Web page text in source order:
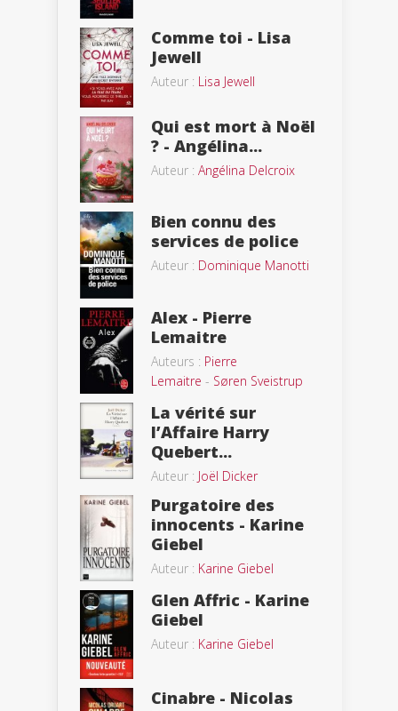
Comme toi - Lisa
Jewell
Auteur : Lisa Jewell
Qui est mort à Noël
? - Angélina...
Auteur : Angélina Delcroix
Bien connu des
services de police
Auteur : Dominique Manotti
Alex - Pierre
Lemaitre
Auteurs : Pierre
Lemaitre - Søren Sveistrup
La vérité sur
l’Affaire Harry
Quebert...
Auteur : Joël Dicker
Purgatoire des
innocents - Karine
Giebel
Auteur : Karine Giebel
Glen Affric - Karine
Giebel
Auteur : Karine Giebel
Cinabre - Nicolas